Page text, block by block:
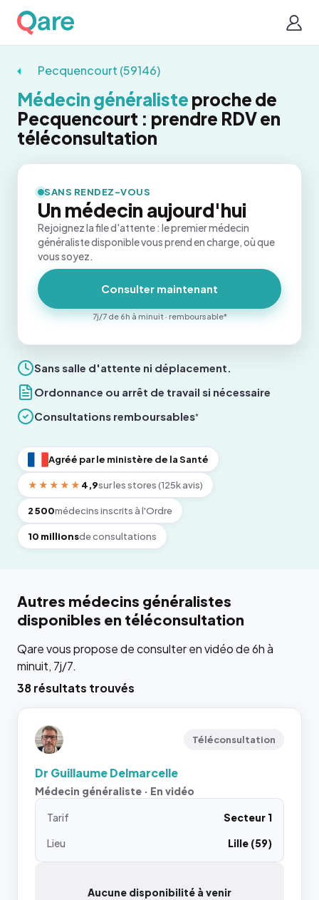
Pecquencourt (59146)
Médecin généraliste proche de
Pecquencourt : prendre RDV en
téléconsultation
Sans salle d'attente ni déplacement.
Ordonnance ou arrêt de travail si nécessaire
Consultations remboursables*
Agréé par le ministère de la Santé
★★★★★ 4,9sur les stores (125k avis)
2 500médecins inscrits à l'Ordre
10 millionsde consultations
SANS RENDEZ-VOUS
Un médecin aujourd'hui
Rejoignez la file d'attente : le premier médecin
généraliste disponible vous prend en charge, où que
vous soyez.
Consulter maintenant
7j/7 de 6h à minuit · remboursable*
Autres médecins généralistes
disponibles en téléconsultation
Qare vous propose de consulter en vidéo de 6h à
minuit, 7j/7.
38 résultats trouvés
Téléconsultation
Dr Guillaume Delmarcelle
Médecin généraliste · En vidéo
Tarif
Secteur 1
Lieu
Lille (59)
Aucune disponibilité à venir